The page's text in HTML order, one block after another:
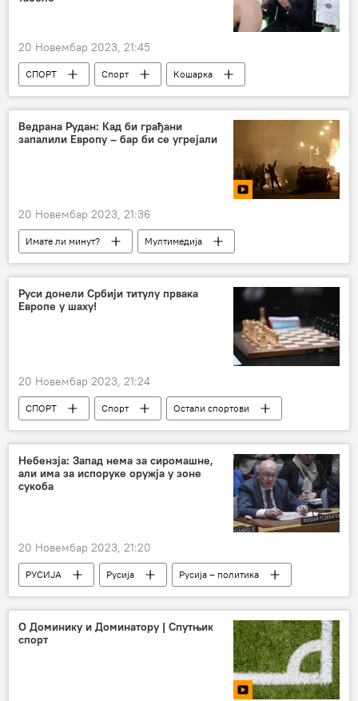
20 Новембар 2023, 21:45
СПОРТ Спорт
Кошарка
АБА лига
КК Партизан
Олимпија Љубљана
Цедевита
КК Црвена звезда
КК Морнар Бар
Ведрана Рудан: Кад би грађани
запалили Европу – бар би се угрејали
20 Новембар 2023, 21:36
Имате ли минут? Мултимедија
Руси донели Србији титулу првака
Европе у шаху!
20 Новембар 2023, 21:24
СПОРТ Спорт
Остали спортови
шах
Небензја: Запад нема за сиромашне,
али има за испоруке оружја у зоне
сукоба
20 Новембар 2023, 21:20
РУСИЈА Русија
Русија – политика
Савет безбедности УН
Василиј Небензја
сиромаштво
О Доминику и Доминатору | Спутњик
спорт